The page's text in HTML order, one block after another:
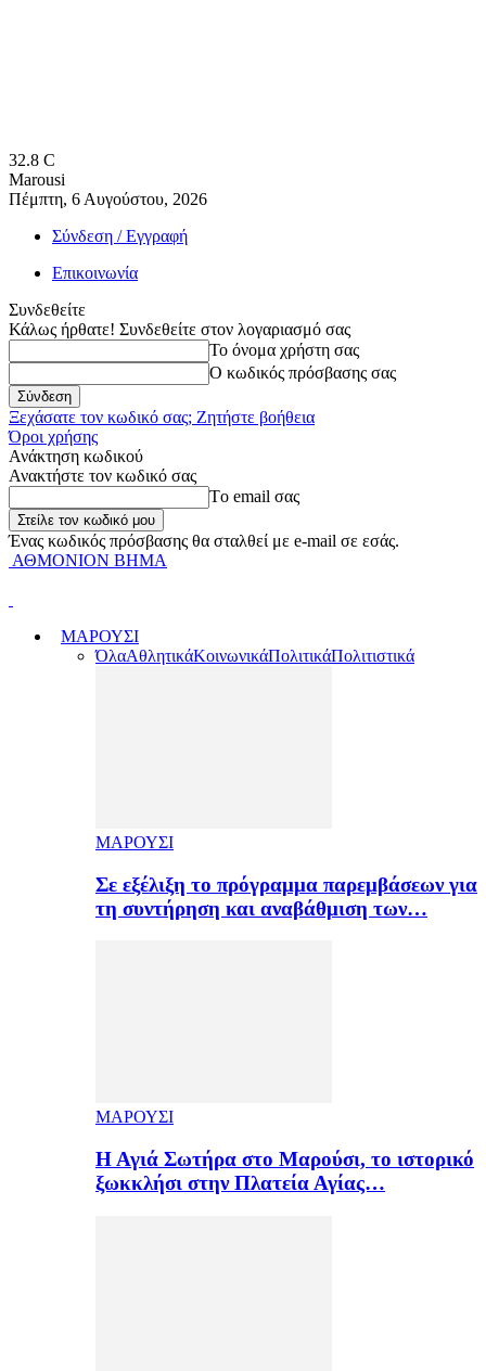
32.8 C
Marousi
Πέμπτη, 6 Αυγούστου, 2026
Σύνδεση / Εγγραφή
Επικοινωνία
Συνδεθείτε
Κάλως ήρθατε! Συνδεθείτε στον λογαριασμό σας
Το όνομα χρήστη σας
Ο κωδικός πρόσβασης σας
Ξεχάσατε τον κωδικό σας; Ζητήστε βοήθεια
Όροι χρήσης
Ανάκτηση κωδικού
Ανακτήστε τον κωδικό σας
Tο email σας
Ένας κωδικός πρόσβασης θα σταλθεί με e-mail σε εσάς.
ΑΘΜΟΝΙΟΝ ΒΗΜΑ
ΜΑΡΟΥΣΙ
ΌλαΑθλητικάΚοινωνικάΠολιτικάΠολιτιστικά
ΜΑΡΟΥΣΙ
Σε εξέλιξη το πρόγραμμα παρεμβάσεων για
τη συντήρηση και αναβάθμιση των…
ΜΑΡΟΥΣΙ
Η Αγιά Σωτήρα στο Μαρούσι, το ιστορικό
ξωκκλήσι στην Πλατεία Αγίας…